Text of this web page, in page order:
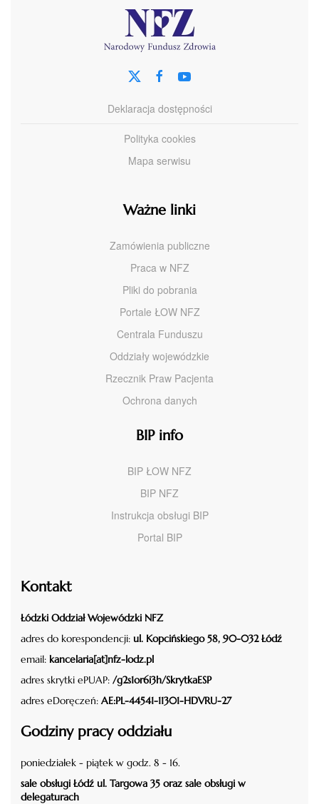
Deklaracja dostępności
Polityka cookies
Mapa serwisu
Ważne linki
Zamówienia publiczne
Praca w NFZ
Pliki do pobrania
Portale ŁOW NFZ
Centrala Funduszu
Oddziały wojewódzkie
Rzecznik Praw Pacjenta
Ochrona danych
BIP info
BIP ŁOW NFZ
BIP NFZ
Instrukcja obsługi BIP
Portal BIP
Kontakt
Łódzki Oddział Wojewódzki NFZ
adres do korespondencji: ul. Kopcińskiego 58, 90-032 Łódź
email: kancelaria[at]nfz-lodz.pl
adres skrytki ePUAP: /g2s1or6i3h/SkrytkaESP
adres eDoręczeń: AE:PL-44541-11301-HDVRU-27
Godziny pracy oddziału
poniedziałek - piątek w godz. 8 - 16.
sale obsługi Łódź ul. Targowa 35 oraz sale obsługi w
delegaturach